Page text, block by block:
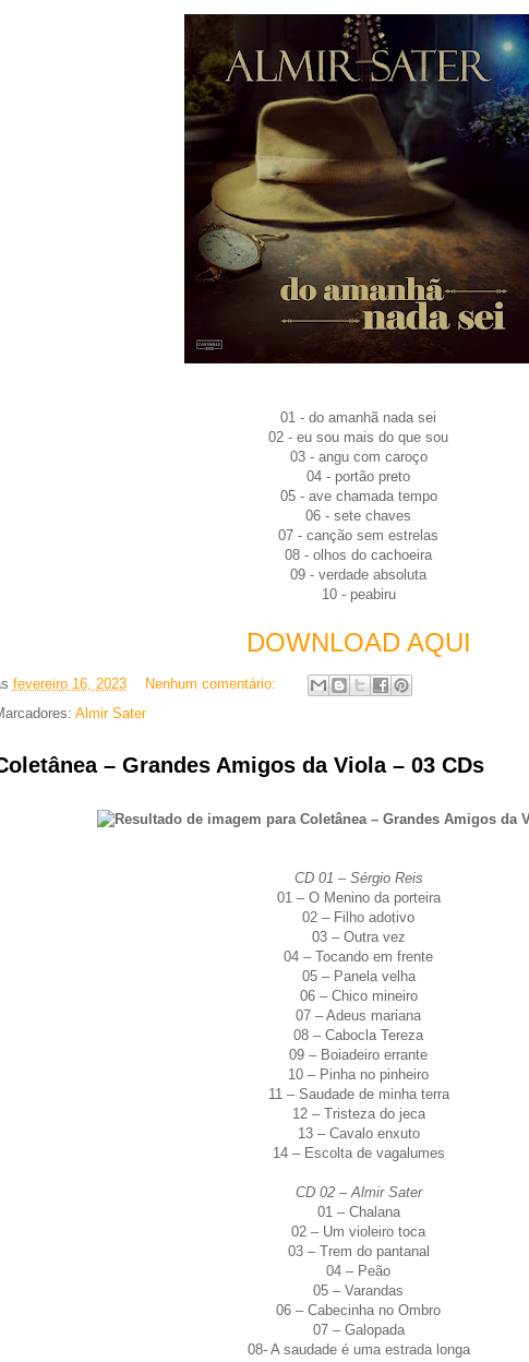
01 - do amanhã nada sei
02 - eu sou mais do que sou
03 - angu com caroço
04 - portão preto
05 - ave chamada tempo
06 - sete chaves
07 - canção sem estrelas
08 - olhos do cachoeira
09 - verdade absoluta
10 - peabiru
DOWNLOAD AQUI
fevereiro 16, 2023
Nenhum comentário:
Almir Sater
– Grandes Amigos da Viola – 03 CDs
CD 01 – Sérgio Reis
01 – O Menino da porteira
02 – Filho adotivo
03 – Outra vez
04 – Tocando em frente
05 – Panela velha
06 – Chico mineiro
07 – Adeus mariana
08 – Cabocla Tereza
09 – Boiadeiro errante
10 – Pinha no pinheiro
11 – Saudade de minha terra
12 – Tristeza do jeca
13 – Cavalo enxuto
14 – Escolta de vagalumes
CD 02 – Almir Sater
01 – Chalana
02 – Um violeiro toca
03 – Trem do pantanal
04 – Peão
05 – Varandas
06 – Cabecinha no Ombro
07 – Galopada
08- A saudade é uma estrada longa